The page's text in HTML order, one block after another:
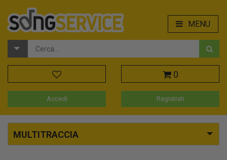
MENU
0
Accedi Registrati
MULTITRACCIA